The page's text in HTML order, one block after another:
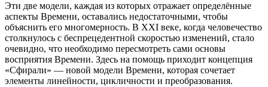
Эти две модели, каждая из которых отражает определённые
аспекты Времени, оставались недостаточными, чтобы
объяснить его многомерность. В XXI веке, когда человечество
столкнулось с беспрецедентной скоростью изменений, стало
очевидно, что необходимо пересмотреть сами основы
восприятия Времени. Здесь на помощь приходит концепция
«Сфирали» — новой модели Времени, которая сочетает
элементы линейности, цикличности и преобразования.